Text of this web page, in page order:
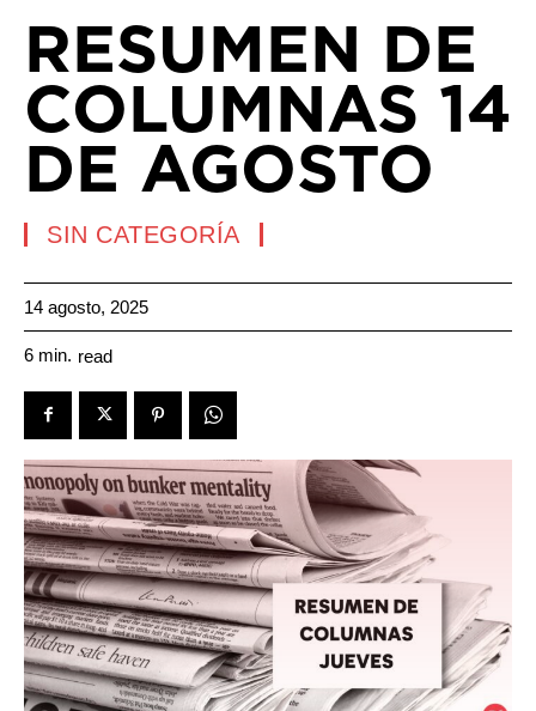
RESUMEN DE
COLUMNAS 14
DE AGOSTO
SIN CATEGORÍA
14 agosto, 2025
6 min. read